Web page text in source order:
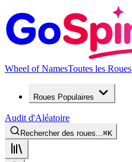
Wheel of NamesToutes les Roues
Roues Populaires
Audit d'Aléatoire
Rechercher des roues... ⌘K